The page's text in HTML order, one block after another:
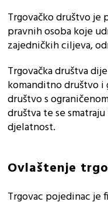
Trgovačko društvo je
pravnih osoba koje
zajedničkih ciljeva,
Trgovačka društva
komanditno društvo i
društvo s
društva te se
djelatnost.
Ovlaštenje
Trgovac pojedinac je